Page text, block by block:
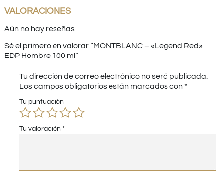
VALORACIONES
Aún no hay reseñas
Sé el primero en valorar “MONTBLANC – «Legend Red»
EDP Hombre 100 ml”
Tu dirección de correo electrónico no será publicada.
Los campos obligatorios están marcados con *
Tu puntuación
Tu valoración *